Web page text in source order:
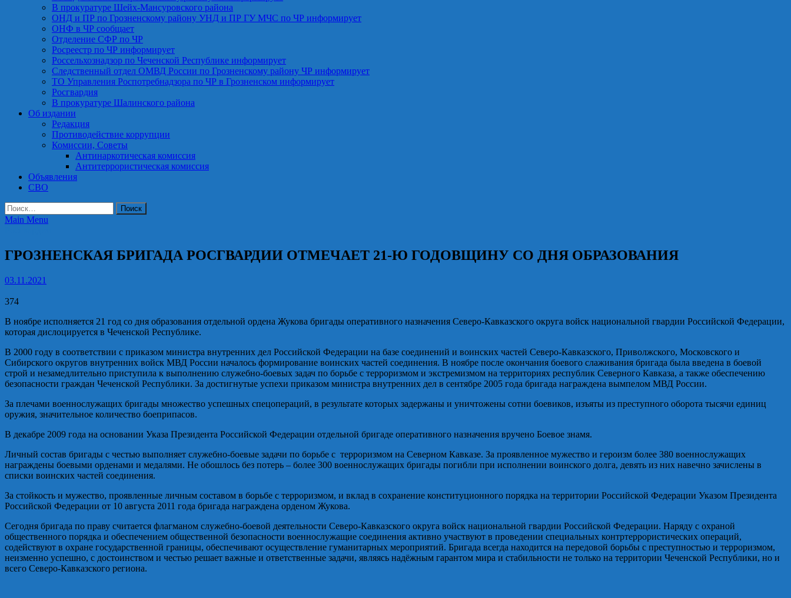
В прокуратуре Шейх-Мансуровского района
ОНД и ПР по Грозненскому району УНД и ПР ГУ МЧС по ЧР информирует
ОНФ в ЧР сообщает
Отделение СФР по ЧР
Росреестр по ЧР информирует
Россельхознадзор по Чеченской Республике информирует
Следственный отдел ОМВД России по Грозненскому району ЧР информирует
ТО Управления Роспотребнадзора по ЧР в Грозненском информирует
Росгвардия
В прокуратуре Шалинского района
Об издании
Редакция
Противодействие коррупции
Комиссии, Советы
Антинаркотическая комиссия
Антитеррористическая комиссия
Объявления
СВО
Найти:
Main Menu
ГРОЗНЕНСКАЯ БРИГАДА РОСГВАРДИИ ОТМЕЧАЕТ 21-Ю ГОДОВЩИНУ СО ДНЯ ОБРАЗОВАНИЯ
03.11.2021
374
В ноябре исполняется 21 год со дня образования отдельной ордена Жукова бригады оперативного назначения Северо-Кавказского округа войск национальной гвардии Российской Федерации,
которая дислоцируется в Чеченской Республике.
В 2000 году в соответствии с приказом министра внутренних дел Российской Федерации на базе соединений и воинских частей Северо-Кавказского, Приволжского, Московского и
Сибирского округов внутренних войск МВД России началось формирование воинских частей соединения. В ноябре после окончания боевого слаживания бригада была введена в боевой
строй и незамедлительно приступила к выполнению служебно-боевых задач по борьбе с терроризмом и экстремизмом на территориях республик Северного Кавказа, а также обеспечению
безопасности граждан Чеченской Республики. За достигнутые успехи приказом министра внутренних дел в сентябре 2005 года бригада награждена вымпелом МВД России.
За плечами военнослужащих бригады множество успешных спецопераций, в результате которых задержаны и уничтожены сотни боевиков, изъяты из преступного оборота тысячи единиц
оружия, значительное количество боеприпасов.
В декабре 2009 года на основании Указа Президента Российской Федерации отдельной бригаде оперативного назначения вручено Боевое знамя.
Личный состав бригады с честью выполняет служебно-боевые задачи по борьбе с терроризмом на Северном Кавказе. За проявленное мужество и героизм более 380 военнослужащих
награждены боевыми орденами и медалями. Не обошлось без потерь – более 300 военнослужащих бригады погибли при исполнении воинского долга, девять из них навечно зачислены в
списки воинских частей соединения.
За стойкость и мужество, проявленные личным составом в борьбе с терроризмом, и вклад в сохранение конституционного порядка на территории Российской Федерации Указом Президента
Российской Федерации от 10 августа 2011 года бригада награждена орденом Жукова.
Сегодня бригада по праву считается флагманом служебно-боевой деятельности Северо-Кавказского округа войск национальной гвардии Российской Федерации. Наряду с охраной
общественного порядка и обеспечением общественной безопасности военнослужащие соединения активно участвуют в проведении специальных контртеррористических операций,
содействуют в охране государственной границы, обеспечивают осуществление гуманитарных мероприятий. Бригада всегда находится на передовой борьбы с преступностью и терроризмом,
неизменно успешно, с достоинством и честью решает важные и ответственные задачи, являясь надёжным гарантом мира и стабильности не только на территории Чеченской Республики, но и
всего Северо-Кавказского региона.